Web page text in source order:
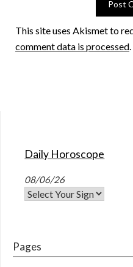
This site uses Akismet to
comment data is processed.
Daily Horoscope
08/06/26
Pages